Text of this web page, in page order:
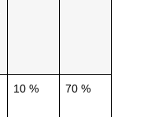
10 % 70 %